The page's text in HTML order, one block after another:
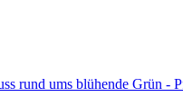
rund ums blühende Grün -